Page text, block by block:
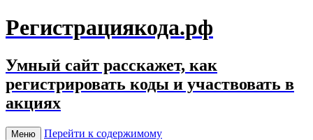
Регистрациякода.рф
Умный сайт расскажет, как
регистрировать коды и участвовать в
акциях
Меню
Перейти к содержимому